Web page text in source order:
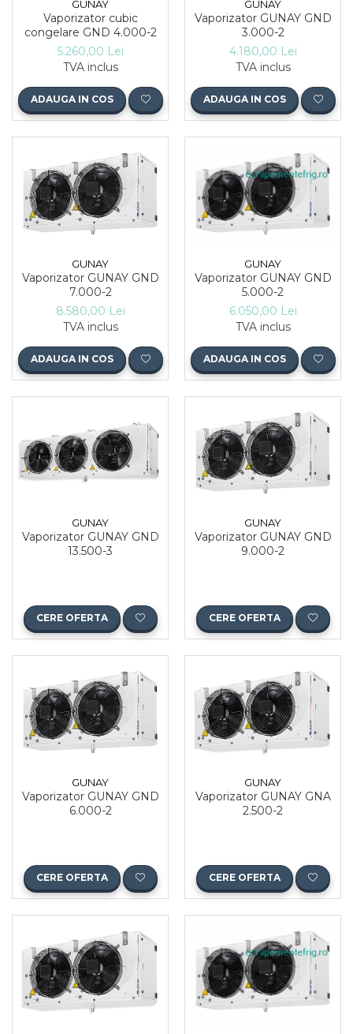
GUNAY
Vaporizator cubic
congelare GND 4.000-2
5.260,00 Lei
TVA inclus
ADAUGA IN COS
GUNAY
Vaporizator GUNAY GND
3.000-2
4.180,00 Lei
TVA inclus
ADAUGA IN COS
GUNAY
Vaporizator GUNAY GND
7.000-2
8.580,00 Lei
TVA inclus
ADAUGA IN COS
GUNAY
Vaporizator GUNAY GND
5.000-2
6.050,00 Lei
TVA inclus
ADAUGA IN COS
GUNAY
Vaporizator GUNAY GND
13.500-3
CERE OFERTA
GUNAY
Vaporizator GUNAY GND
9.000-2
CERE OFERTA
GUNAY
Vaporizator GUNAY GND
6.000-2
CERE OFERTA
GUNAY
Vaporizator GUNAY GNA
2.500-2
CERE OFERTA